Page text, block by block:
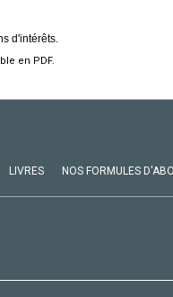
d'intérêts.
en PDF.
LIVRES NOS FORMULES